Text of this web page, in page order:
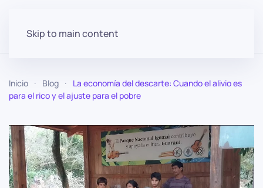
Skip to main content
Inicio Blog
La economía del descarte: Cuando el alivio es
para el rico y el ajuste para el pobre